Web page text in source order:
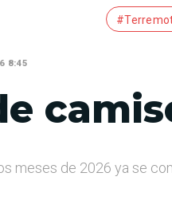
8:45
meses de 2026 ya se